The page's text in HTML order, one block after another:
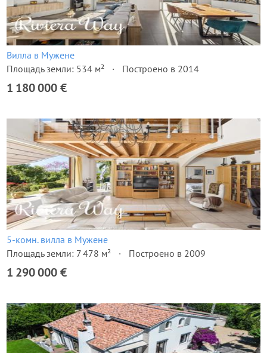
Вилла в Мужене
Площадь земли: 534 м²
Построено в 2014
1 180 000 €
5-комн. вилла в Мужене
Площадь земли: 7 478 м²
Построено в 2009
1 290 000 €